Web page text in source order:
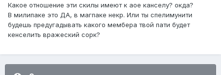
Какое отношение эти скилы имеют к аое канселу? окда?
В милипаке это ДА, в магпаке некр. Или ты спелимунити
будешь предугадывать какого мембера твой пати будет
кенселить вражеский сорк?